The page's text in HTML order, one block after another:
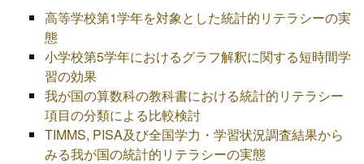
高等学校第1学年を対象とした統計的リテラシーの実
態
小学校第5学年におけるグラフ解釈に関する短時間学
習の効果
我が国の算数科の教科書における統計的リテラシー
項目の分類による比較検討
TIMMS, PISA及び全国学力・学習状況調査結果から
みる我が国の統計的リテラシーの実態